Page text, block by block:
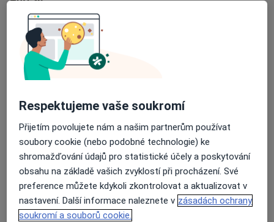
Ordinace praktického lékaře
Rolavská 237,
Co mám v takové situaci udělat?
Způsoby platby (soukromé návštěvy)
Na teto adrese lékař přijímá pacienty na pojišťovnu
Detaily
Respektujeme vaše soukromí
Přijetím povolujete nám a našim partnerům používat
soubory cookie (nebo podobné technologie) ke
shromažďování údajů pro statistické účely a poskytování
obsahu na základě vašich zvyklostí při procházení. Své
preference můžete kdykoli zkontrolovat a aktualizovat v
nastavení. Další informace naleznete v zásadách ochrany
soukromí a souborů cookie.